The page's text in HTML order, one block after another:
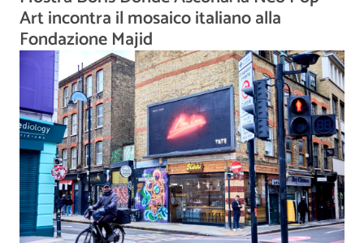
Art incontra il mosaico italiano alla
Fondazione Majid